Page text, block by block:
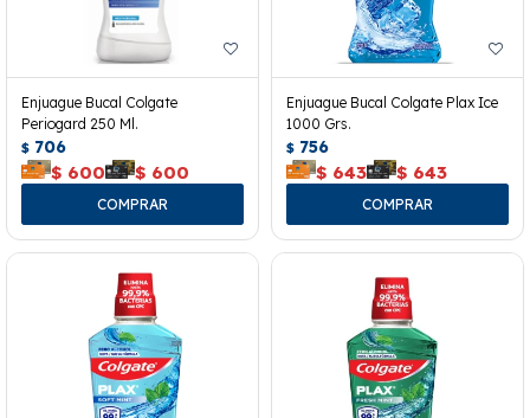
Enjuague Bucal Colgate
Periogard 250 Ml.
$ 706
$ 600 $ 600
Enjuague Bucal Colgate Plax Ice
1000 Grs.
$ 756
$ 643 $ 643